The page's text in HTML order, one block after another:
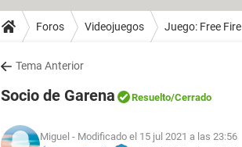
Foros Videojuegos Juego: Free Fire
Tema Anterior
Socio de Garena Resuelto/Cerrado
Miguel - Modificado el 15 jul 2021 a las 23:56